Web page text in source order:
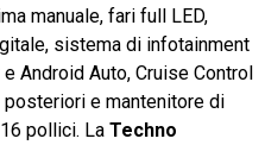
manuale, fari full LED,
sistema di infotainment
Android Auto, Cruise Control
e mantenitore di
pollici. La Techno